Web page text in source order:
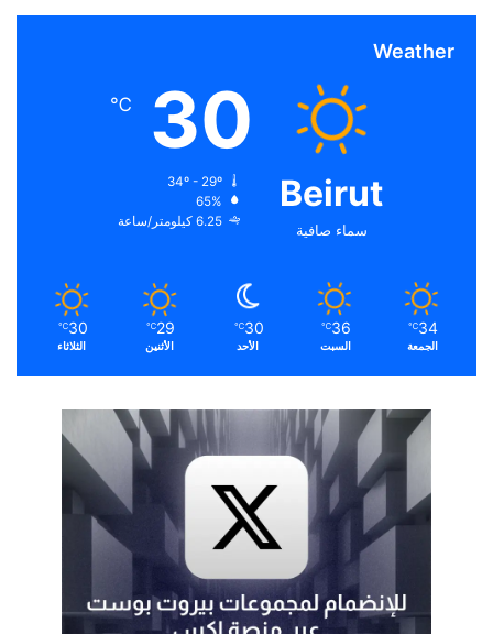
Weather
Beirut
سماء صافية
30
℃
65%
6.25 كيلومتر/ساعة
34
℃
الجمعة
36
℃
السبت
30
℃
الأحد
29
℃
الأثنين
30
℃
الثلاثاء